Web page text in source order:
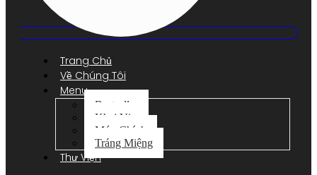
Trang Chủ
Về Chúng Tôi
Menu
Bestseller
Khai Vị
Món Chính
Tráng Miệng
Thư Viện